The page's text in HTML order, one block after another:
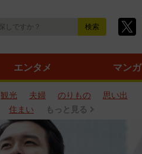
エンタメ マンガ
観光 夫婦 のりもの
思い出
住まい もっと見る